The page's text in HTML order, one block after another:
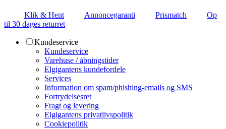
Klik & Hent Annoncegaranti Prismatch
Op
til 30 dages returret
Kundeservice
Kundeservice
Varehuse / åbningstider
Elgigantens kundefordele
Services
Information om spam/phishing-emails og SMS
Fortrydelsesret
Fragt og levering
Elgigantens privatlivspolitik
Cookiepolitik